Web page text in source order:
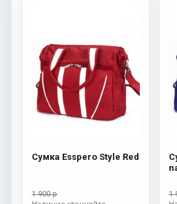
Сумка Esspero Style Red
1 900 р
1